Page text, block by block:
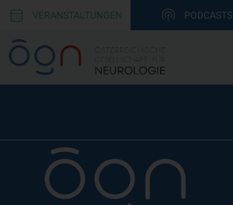
VERANSTALTUNGEN PODCASTS